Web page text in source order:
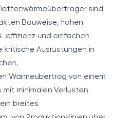
sind
Bauweise, hohen
effizienz und einfachen
Ausrüstungen in
Wärmeübertrag von einem
mit minimalen Verlusten
breites